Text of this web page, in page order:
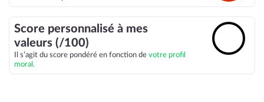
Score personnalisé à mes
valeurs (/100)
Il s’agit du score pondéré en fonction de votre profil
moral.